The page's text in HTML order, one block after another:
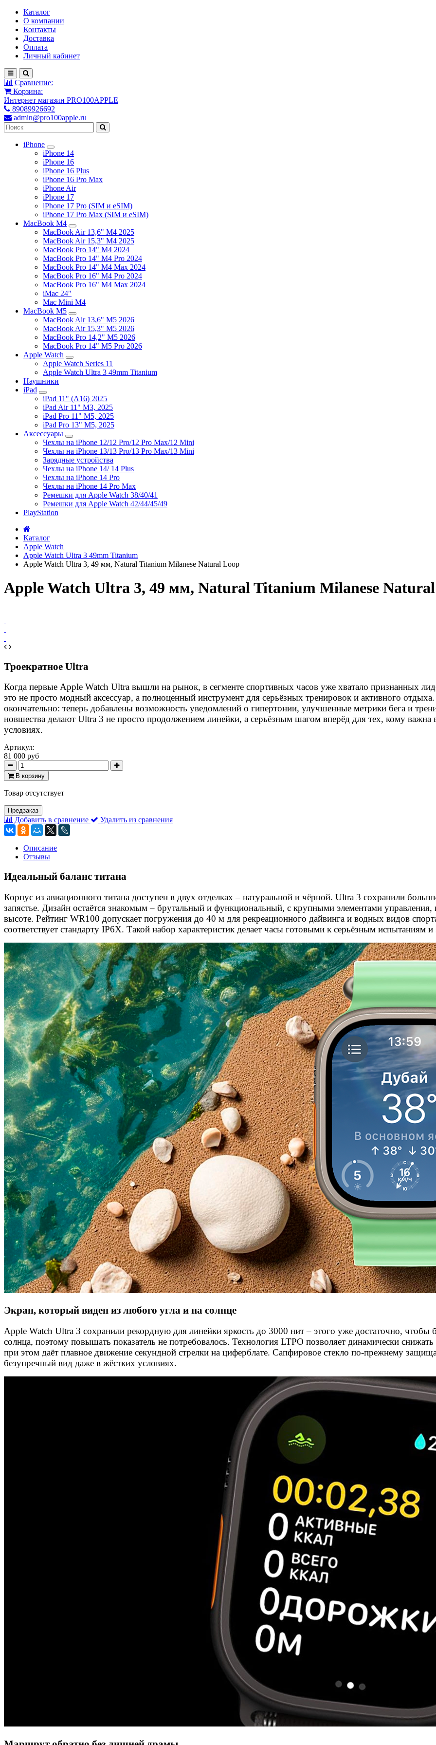
Каталог
О компании
Контакты
Доставка
Оплата
Личный кабинет
Сравнение:
Корзина:
Интернет магазин PRO100APPLE
89089926692
admin@pro100apple.ru
iPhone
iPhone 14
iPhone 16
iPhone 16 Plus
iPhone 16 Pro Max
iPhone Air
iPhone 17
iPhone 17 Pro (SIM и eSIM)
iPhone 17 Pro Max (SIM и eSIM)
MacBook M4
MacBook Air 13,6" M4 2025
MacBook Air 15,3" M4 2025
MacBook Pro 14" M4 2024
MacBook Pro 14" M4 Pro 2024
MacBook Pro 14" M4 Max 2024
MacBook Pro 16" M4 Pro 2024
MacBook Pro 16" M4 Max 2024
iMac 24"
Mac Mini M4
MacBook M5
MacBook Air 13,6" M5 2026
MacBook Air 15,3" M5 2026
MacBook Pro 14,2" M5 2026
MacBook Pro 14" M5 Pro 2026
Apple Watch
Apple Watch Series 11
Apple Watch Ultra 3 49mm Titanium
Наушники
iPad
iPad 11" (A16) 2025
iPad Air 11" M3, 2025
iPad Pro 11" M5, 2025
iPad Pro 13" M5, 2025
Аксессуары
Чехлы на iPhone 12/12 Pro/12 Pro Max/12 Mini
Чехлы на iPhone 13/13 Pro/13 Pro Max/13 Mini
Зарядные устройства
Чехлы на iPhone 14/ 14 Plus
Чехлы на iPhone 14 Pro
Чехлы на iPhone 14 Pro Max
Ремешки для Apple Watch 38/40/41
Ремешки для Apple Watch 42/44/45/49
PlayStation
Каталог
Apple Watch
Apple Watch Ultra 3 49mm Titanium
Apple Watch Ultra 3, 49 мм, Natural Titanium Milanese Natural Loop
Apple Watch Ultra 3, 49 мм, Natural Titanium Milanese
Троекратное Ultra
Когда первые Apple Watch Ultra вышли на рынок, в сегменте спортивных часов уже хватало признанных
это не просто модный аксессуар, а полноценный инструмент для серьёзных тренировок и активного
окончательно: теперь добавлены возможность уведомлений о гипертонии, улучшенные метрики бега и
новшества делают Ultra 3 не просто продолжением линейки, а серьёзным шагом вперёд для тех, кому важна
условиях.
Артикул:
81 000 руб
В корзину
Товар отсутствует
Предзаказ
Добавить в сравнение Удалить из сравнения
Описание
Отзывы
Идеальный баланс титана
Корпус из авиационного титана доступен в двух отделках – натуральной и чёрной. Ultra 3 сохранили
запястье. Дизайн остаётся знакомым – брутальный и функциональный, с крупными элементами
высоте. Рейтинг WR100 допускает погружения до 40 м для рекреационного дайвинга и водных видов
соответствует стандарту IP6X. Такой набор характеристик делает часы готовыми к серьёзным испытаниям и
Экран, который виден из любого угла и на солнце
Apple Watch Ultra 3 сохранили рекордную для линейки яркость до 3000 нит – этого уже достаточно,
солнца, поэтому повышать показатель не потребовалось. Технология LTPO позволяет динамически
при этом даёт плавное движение секундной стрелки на циферблате. Сапфировое стекло по-прежнему
безупречный вид даже в жёстких условиях.